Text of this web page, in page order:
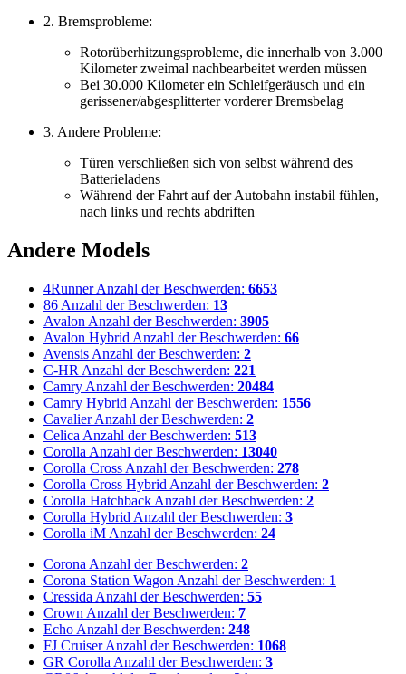
2. Bremsprobleme:
Rotorüberhitzungsprobleme, die innerhalb von 3.000
Kilometer zweimal nachbearbeitet werden müssen
Bei 30.000 Kilometer ein Schleifgeräusch und ein
gerissener/abgesplitterter vorderer Bremsbelag
3. Andere Probleme:
Türen verschließen sich von selbst während des
Batterieladens
Während der Fahrt auf der Autobahn instabil fühlen,
nach links und rechts abdriften
Andere Models
4Runner Anzahl der Beschwerden: 6653
86 Anzahl der Beschwerden: 13
Avalon Anzahl der Beschwerden: 3905
Avalon Hybrid Anzahl der Beschwerden: 66
Avensis Anzahl der Beschwerden: 2
C-HR Anzahl der Beschwerden: 221
Camry Anzahl der Beschwerden: 20484
Camry Hybrid Anzahl der Beschwerden: 1556
Cavalier Anzahl der Beschwerden: 2
Celica Anzahl der Beschwerden: 513
Corolla Anzahl der Beschwerden: 13040
Corolla Cross Anzahl der Beschwerden: 278
Corolla Cross Hybrid Anzahl der Beschwerden: 2
Corolla Hatchback Anzahl der Beschwerden: 2
Corolla Hybrid Anzahl der Beschwerden: 3
Corolla iM Anzahl der Beschwerden: 24
Corona Anzahl der Beschwerden: 2
Corona Station Wagon Anzahl der Beschwerden: 1
Cressida Anzahl der Beschwerden: 55
Crown Anzahl der Beschwerden: 7
Echo Anzahl der Beschwerden: 248
FJ Cruiser Anzahl der Beschwerden: 1068
GR Corolla Anzahl der Beschwerden: 3